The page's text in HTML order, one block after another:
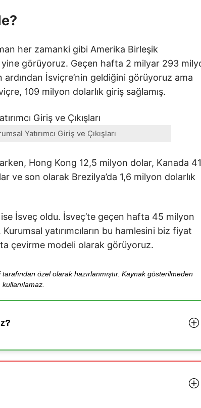
her zamanki gibi Amerika Birleşik
görüyoruz. Geçen hafta 2 milyar 293
ardından İsviçre’nin geldiğini görüyoruz ama
109 milyon dolarlık giriş sağlamış.
Yatırımcı Giriş ve Çıkışları
Hong Kong 12,5 milyon dolar, Kanada
ve son olarak Brezilya’da 1,6 milyon dolarlık
ise İsveç oldu. İsveç’te geçen hafta 45 milyon
yatırımcıların bu hamlesini biz fiyat
çevirme modeli olarak görüyoruz.
özel olarak hazırlanmıştır. Kaynak gösterilmeden
kullanılamaz.